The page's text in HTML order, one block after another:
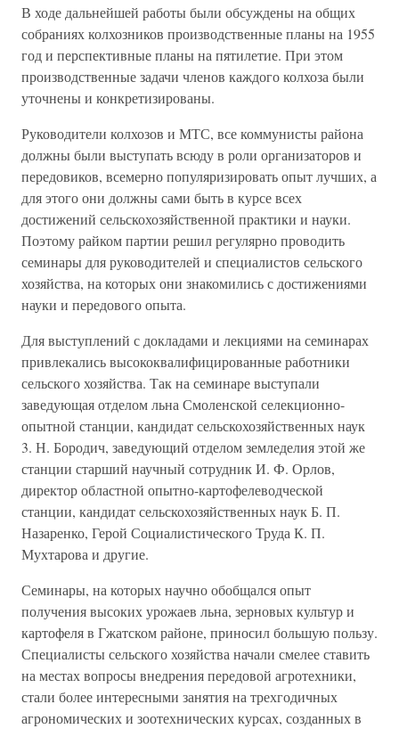
В ходе дальнейшей работы были обсуждены на общих
собраниях колхозников производственные планы на 1955
год и перспективные планы на пятилетие. При этом
производственные задачи членов каждого колхоза были
уточнены и конкретизированы.
Руководители колхозов и МТС, все коммунисты района
должны были выступать всюду в роли организаторов и
передовиков, всемерно популяризировать опыт лучших, а
для этого они должны сами быть в курсе всех
достижений сельскохозяйственной практики и науки.
Поэтому райком партии решил регулярно проводить
семинары для руководителей и специалистов сельского
хозяйства, на которых они знакомились с достижениями
науки и передового опыта.
Для выступлений с докладами и лекциями на семинарах
привлекались высококвалифицированные работники
сельского хозяйства. Так на семинаре выступали
заведующая отделом льна Смоленской селекционно-
опытной станции, кандидат сельскохозяйственных наук
3. Н. Бородич, заведующий отделом земледелия этой же
станции старший научный сотрудник И. Ф. Орлов,
директор областной опытно-картофелеводческой
станции, кандидат сельскохозяйственных наук Б. П.
Назаренко, Герой Социалистического Труда К. П.
Мухтарова и другие.
Семинары, на которых научно обобщался опыт
получения высоких урожаев льна, зерновых культур и
картофеля в Гжатском районе, приносил большую пользу.
Специалисты сельского хозяйства начали смелее ставить
на местах вопросы внедрения передовой агротехники,
стали более интересными занятия на трехгодичных
агрономических и зоотехнических курсах, созданных в